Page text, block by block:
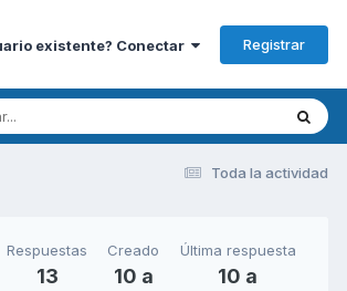
existente? Conectar Registrar
Toda la actividad
Respuestas
13
Creado
10 a
Última respuesta
10 a